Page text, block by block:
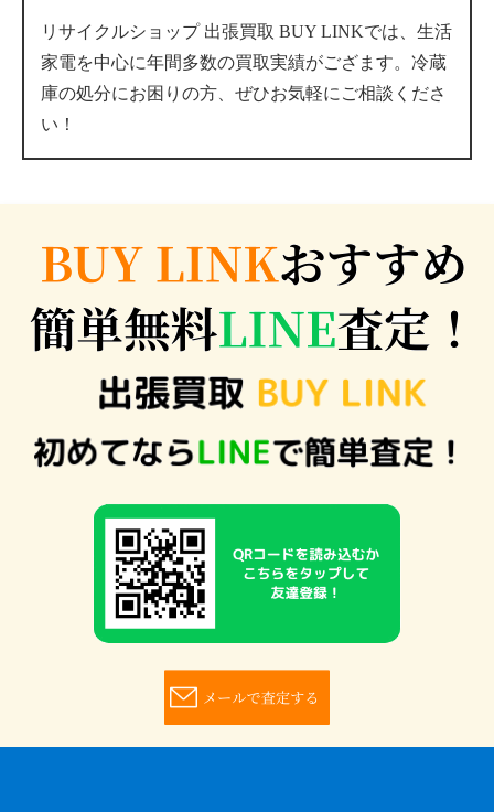
リサイクルショップ 出張買取 BUY LINKでは、生活
家電を中心に年間多数の買取実績がござます。冷蔵
庫の処分にお困りの方、ぜひお気軽にご相談くださ
い！